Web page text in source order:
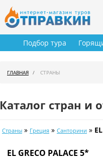
Подбор тура
ГЛАВНАЯ СТРАНЫ
Каталог стран и
Страны » Греция » Санторини »
EL GRECO PALACE 5*